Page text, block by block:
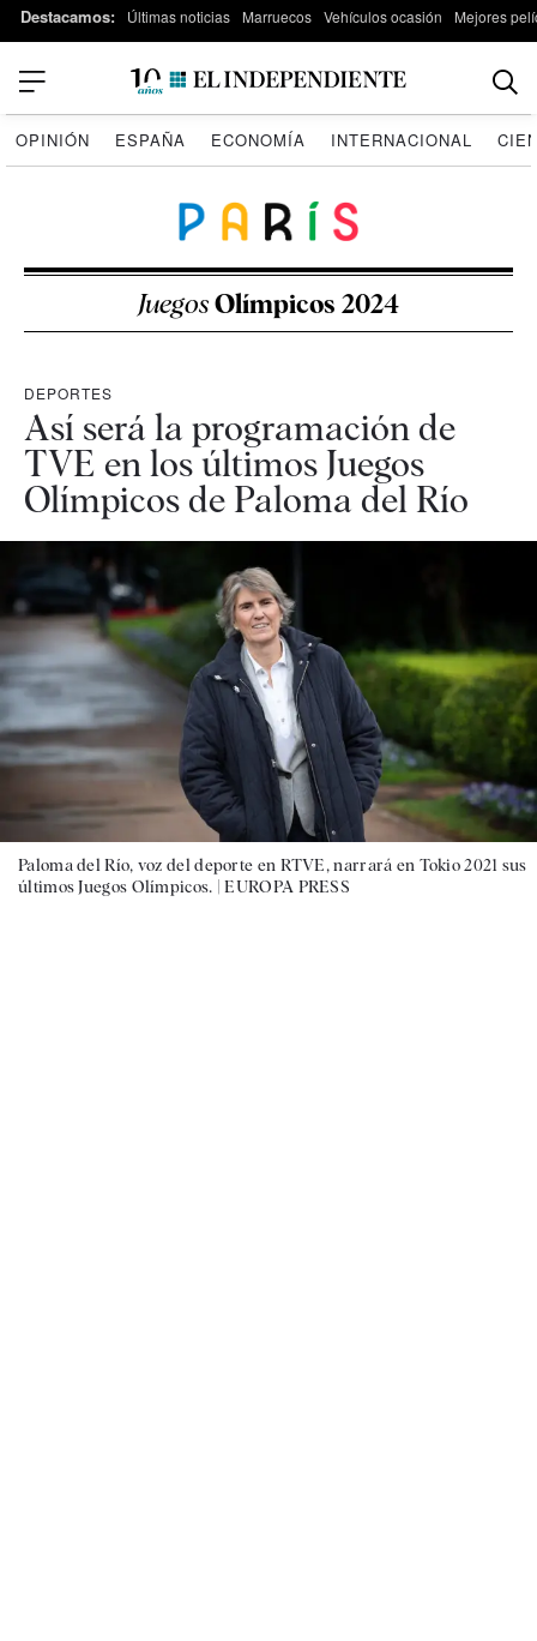
Destacamos: Últimas noticias Marruecos Vehículos ocasión Mejores
OPINIÓN ESPAÑA ECONOMÍA INTERNACIONAL
JuegosOlímpicos 2024
DEPORTES
Así será la programación de
TVE en los últimos Juegos
Olímpicos de Paloma del Río
Paloma del Río, voz del deporte en RTVE, narrará en Tokio 2021 sus
últimos Juegos Olímpicos. |EUROPA PRESS